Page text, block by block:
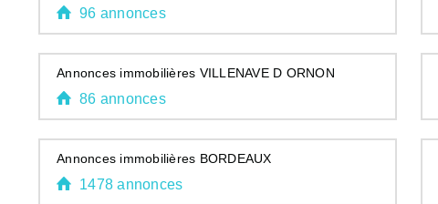
96 annonces
Annonces immobilières VILLENAVE D ORNON
86 annonces
Annonces immobilières BORDEAUX
1478 annonces